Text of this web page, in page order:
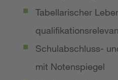
Tabellarischer
Schulabschluss-
mit Notenspiegel